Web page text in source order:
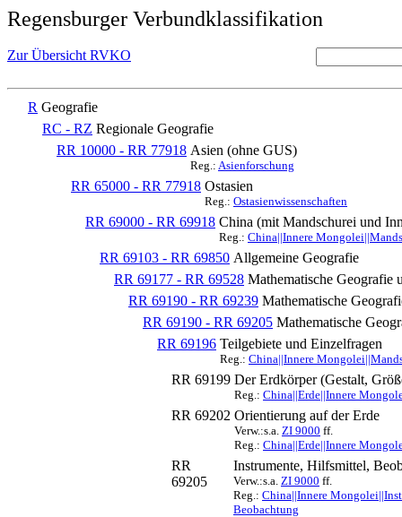
Regensburger Verbundklassifikation
Zur Übersicht RVKO
R Geografie
RC - RZ Regionale Geografie
RR 10000 - RR 77918 Asien (ohne GUS)
Reg.: Asienforschung
RR 65000 - RR 77918 Ostasien
Reg.: Ostasienwissenschaften
RR 69000 - RR 69918 China (mit Mandschurei und
Reg.: China||Innere
RR 69103 - RR 69850 Allgemeine Geografie
RR 69177 - RR 69528 Mathematische Geografie
RR 69190 - RR 69239 Mathematische
RR 69190 - RR 69205 Mathematische
RR 69196 Teilgebiete und Einzelfragen
Reg.: China||Innere
RR 69199 Der Erdkörper (Gestalt,
Reg.: China||Erde||Innere
RR 69202 Orientierung auf der Erde
Verw.:s.a. ZI 9000 ff.
Reg.: China||Erde||Innere
RR
69205
Instrumente, Hilfsmittel,
Verw.:s.a. ZI 9000 ff.
Reg.: China||Innere
Beobachtung